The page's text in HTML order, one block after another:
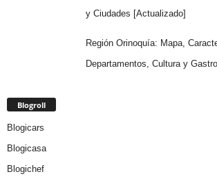
y Ciudades [Actualizado]
Región Orinoquía: Mapa,
Departamentos, Cultura y
Blogroll
Blogicars
Blogicasa
Blogichef